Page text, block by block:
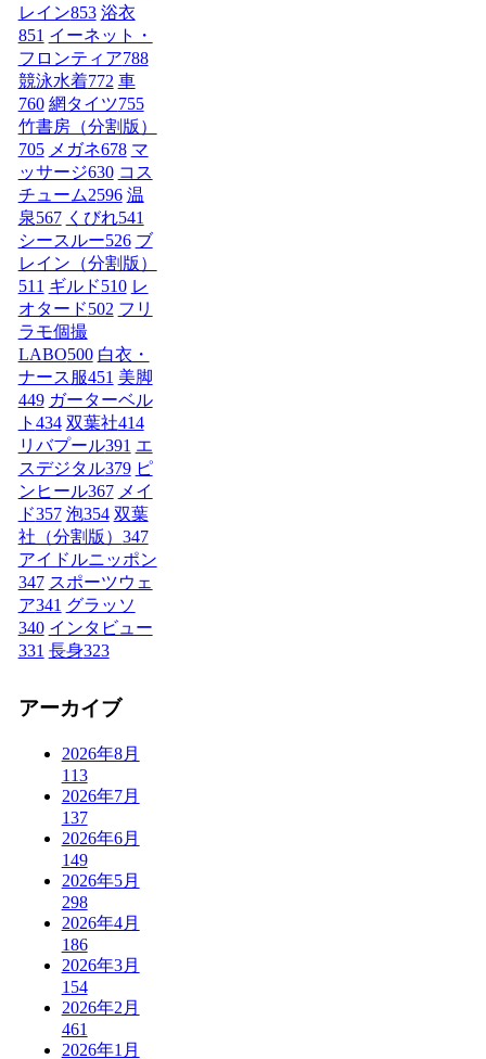
レイン853 浴衣
851 イーネット・
フロンティア788
競泳水着772 車
760 網タイツ755
竹書房（分割版）
705 メガネ678 マ
ッサージ630 コス
チューム2596 温
泉567 くびれ541
シースルー526 ブ
レイン（分割版）
511 ギルド510 レ
オタード502 フリ
ラモ個撮
LABO500 白衣・
ナース服451 美脚
449 ガーターベル
ト 434 双葉社414
リバプール391 エ
スデジタル379 ピ
ンヒール367 メイ
ド357 泡354 双葉
社（分割版） 347
アイドルニッポン
347 スポーツウェ
ア341 グラッソ
340 インタビュー
331 長身323
アーカイブ
2026年8月
113
2026年7月
137
2026年6月
149
2026年5月
298
2026年4月
186
2026年3月
154
2026年2月
461
2026年1月